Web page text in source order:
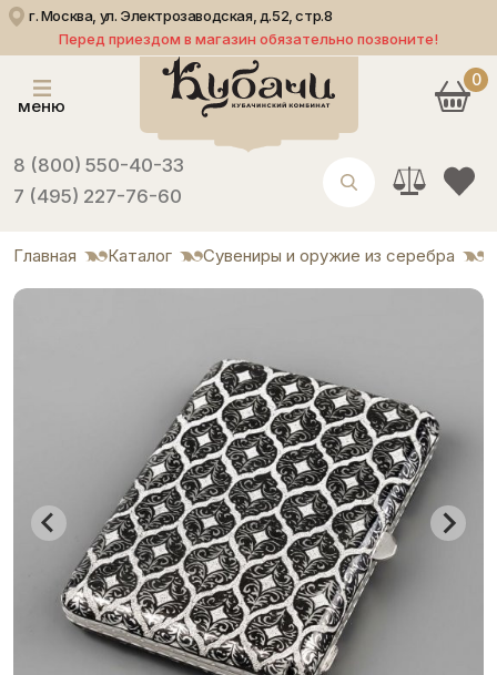
г. Москва, ул. Электрозаводская, д.52, стр.8
Перед приездом в магазин обязательно позвоните!
меню
8 (800) 550-40-33
7 (495) 227-76-60
0
Главная Каталог Сувениры и оружие из серебра